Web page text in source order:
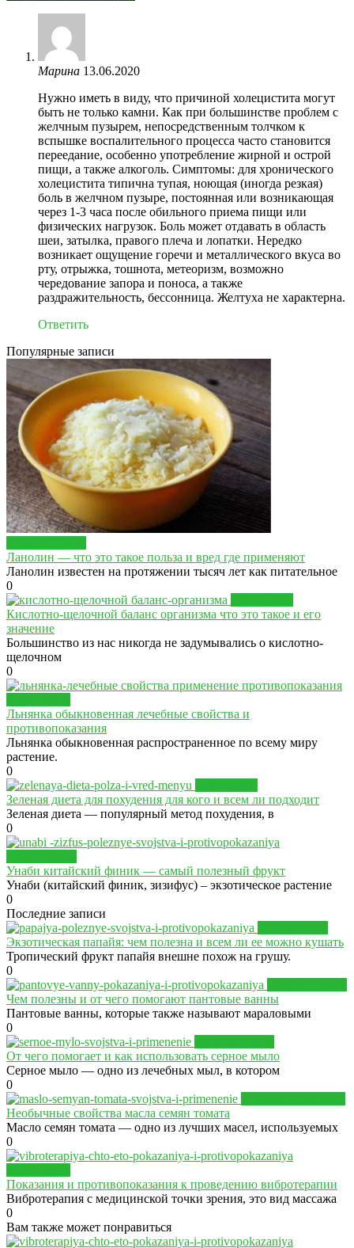
Марина 13.06.2020
Нужно иметь в виду, что причиной холецистита могут
быть не только камни. Как при большинстве проблем с
желчным пузырем, непосредственным толчком к
вспышке воспалительного процесса часто становится
переедание, особенно употребление жирной и острой
пищи, а также алкоголь. Симптомы: для хронического
холецистита типична тупая, ноющая (иногда резкая)
боль в желчном пузыре, постоянная или возникающая
через 1-3 часа после обильного приема пищи или
физических нагрузок. Боль может отдавать в область
шеи, затылка, правого плеча и лопатки. Нередко
возникает ощущение горечи и металлического вкуса во
рту, отрыжка, тошнота, метеоризм, возможно
чередование запора и поноса, а также
раздражительность, бессонница. Желтуха не характерна.
Ответить
Популярные записи
Ланолин — что это такое польза и вред где применяют
Ланолин известен на протяжении тысяч лет как питательное
0
Кислотно-щелочной баланс организма что это такое и его
значение
Большинство из нас никогда не задумывались о кислотно-
щелочном
0
Льнянка обыкновенная лечебные свойства и
противопоказания
Льнянка обыкновенная распространенное по всему миру
растение.
0
Зеленая диета для похудения для кого и всем ли подходит
Зеленая диета — популярный метод похудения, в
0
Унаби китайский финик — самый полезный фрукт
Унаби (китайский финик, зизифус) – экзотическое растение
0
Последние записи
Экзотическая папайя: чем полезна и всем ли ее можно кушать
Тропический фрукт папайя внешне похож на грушу.
0
Чем полезны и от чего помогают пантовые ванны
Пантовые ванны, которые также называют мараловыми
0
От чего помогает и как использовать серное мыло
Серное мыло — одно из лечебных мыл, в котором
0
Необычные свойства масла семян томата
Масло семян томата — одно из лучших масел, используемых
0
Показания и противопоказания к проведению вибротерапии
Вибротерапия с медицинской точки зрения, это вид массажа
0
Вам также может понравиться